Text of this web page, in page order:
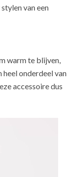
van een
warm te blijven,
heel onderdeel van
accessoire dus